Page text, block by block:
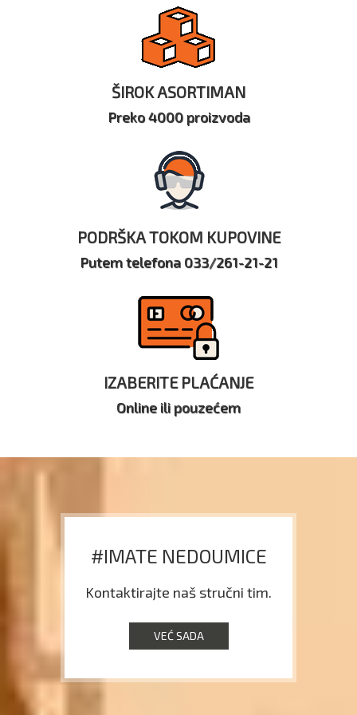
ŠIROK ASORTIMAN
Preko 4000 proizvoda
PODRŠKA TOKOM KUPOVINE
Putem telefona 033/261-21-21
IZABERITE PLAĆANJE
Online ili pouzećem
#IMATE NEDOUMICE
Kontaktirajte naš stručni tim.
VEĆ SADA